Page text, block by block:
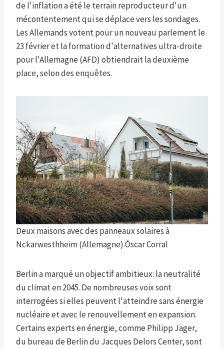
de l'inflation a été le terrain reproducteur d'un
mécontentement qui se déplace vers les sondages.
Les Allemands votent pour un nouveau parlement le
23 février et la formation d'alternatives ultra-droite
pour l'Allemagne (AFD) obtiendrait la deuxième
place, selon des enquêtes.
Deux maisons avec des panneaux solaires à
Nckarwesthheim (Allemagne).Óscar Corral
Berlin a marqué un objectif ambitieux: la neutralité
du climat en 2045. De nombreuses voix sont
interrogées si elles peuvent l'atteindre sans énergie
nucléaire et avec le renouvellement en expansion.
Certains experts en énergie, comme Philipp Jäger,
du bureau de Berlin du Jacques Delors Center, sont